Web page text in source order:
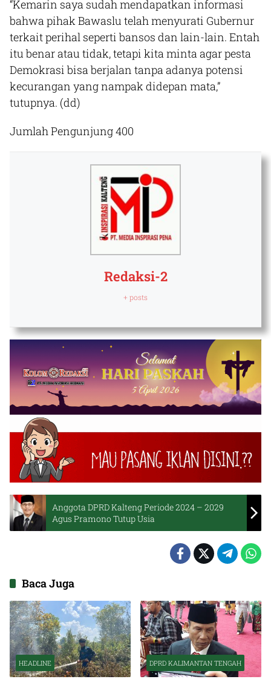
“Kemarin saya sudah mendapatkan informasi
bahwa pihak Bawaslu telah menyurati Gubernur
terkait perihal seperti bansos dan lain-lain. Entah
itu benar atau tidak, tetapi kita minta agar pesta
Demokrasi bisa berjalan tanpa adanya potensi
kecurangan yang nampak didepan mata,”
tutupnya. (dd)
Jumlah Pengunjung400
Redaksi-2
+ posts
Anggota DPRD Kalteng Periode 2024 – 2029
Agus Pramono Tutup Usia
Baca Juga
HEADLINE DPRD KALIMANTAN TENGAH